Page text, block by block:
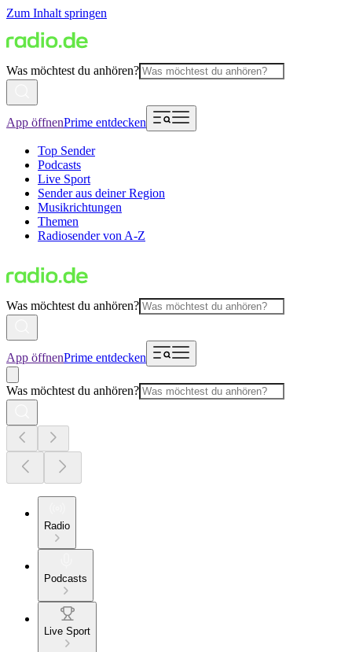
Zum Inhalt springen
Was möchtest du anhören?
App öffnenPrime entdecken
Top Sender
Podcasts
Live Sport
Sender aus deiner Region
Musikrichtungen
Themen
Radiosender von A-Z
Was möchtest du anhören?
App öffnenPrime entdecken
Was möchtest du anhören?
Radio
Podcasts
Live Sport